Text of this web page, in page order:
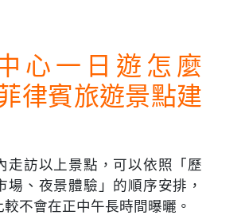
心一日遊怎麼
律賓旅遊景點建
走訪以上景點，可以依照「歷
場、夜景體驗」的順序安排，
不會在正中午長時間曝曬。